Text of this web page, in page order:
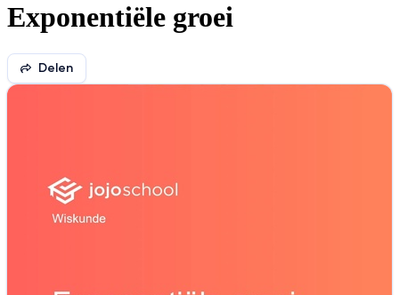
Exponentiële groei
Delen